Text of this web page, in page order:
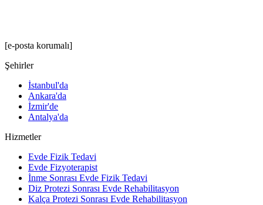
[e-posta korumalı]
Şehirler
İstanbul'da
Ankara'da
İzmir'de
Antalya'da
Hizmetler
Evde Fizik Tedavi
Evde Fizyoterapist
İnme Sonrası Evde Fizik Tedavi
Diz Protezi Sonrası Evde Rehabilitasyon
Kalça Protezi Sonrası Evde Rehabilitasyon